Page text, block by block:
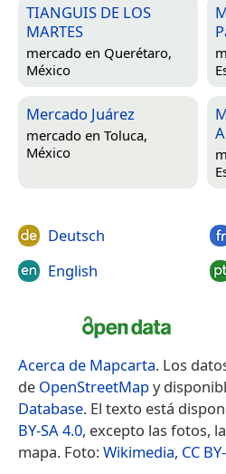
TIANGUIS DE LOS
MARTES
mercado en Querétaro,
México
Mercado Juárez
mercado en Toluca,
México
Deutsch
English
Acerca de Mapcarta. Los
de OpenStreetMapy
Database. El texto está
BY-SA 4.0, excepto las fotos,
mapa. Foto:Wikimedia, CC